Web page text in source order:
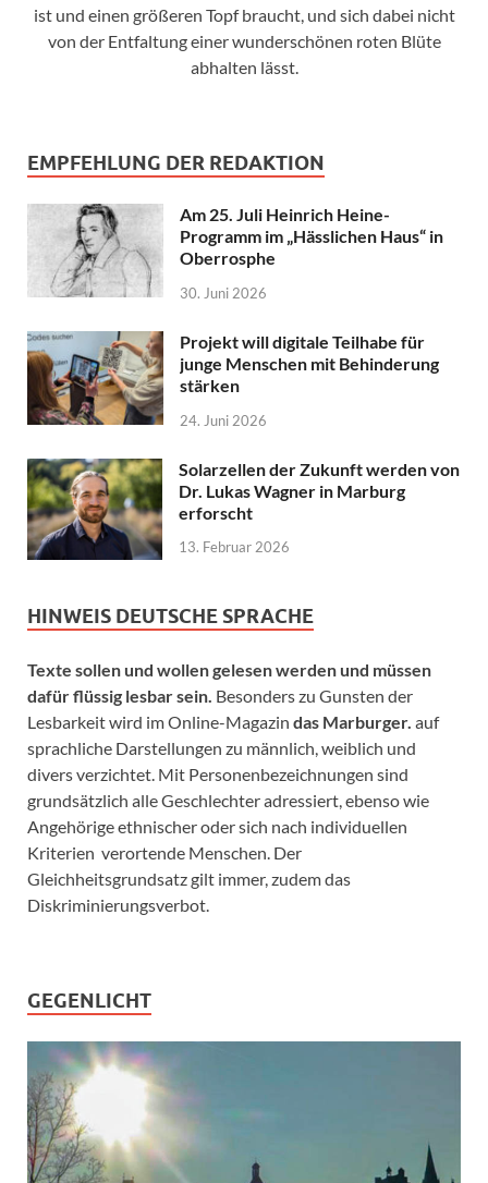
ist und einen größeren Topf braucht, und sich dabei nicht
von der Entfaltung einer wunderschönen roten Blüte
abhalten lässt.
EMPFEHLUNG DER REDAKTION
Am 25. Juli Heinrich Heine-
Programm im „Hässlichen Haus“ in
Oberrosphe
30. Juni 2026
Projekt will digitale Teilhabe für
junge Menschen mit Behinderung
stärken
24. Juni 2026
Solarzellen der Zukunft werden von
Dr. Lukas Wagner in Marburg
erforscht
13. Februar 2026
HINWEIS DEUTSCHE SPRACHE
Texte sollen und wollen gelesen werden und müssen
dafür flüssig lesbar sein. Besonders zu Gunsten der
Lesbarkeit wird im Online-Magazin das Marburger. auf
sprachliche Darstellungen zu männlich, weiblich und
divers verzichtet. Mit Personenbezeichnungen sind
grundsätzlich alle Geschlechter adressiert, ebenso wie
Angehörige ethnischer oder sich nach individuellen
Kriterien verortende Menschen. Der
Gleichheitsgrundsatz gilt immer, zudem das
Diskriminierungsverbot.
GEGENLICHT